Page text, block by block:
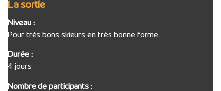
La sortie
Niveau :
Pour très bons skieurs en très bonne forme.
Durée :
4 jours
Nombre de participants :